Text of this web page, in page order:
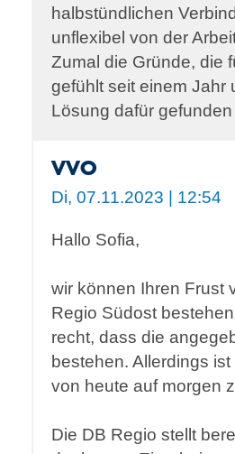
halbstündlichen
unflexibel von der
Zumal die Gründe, die
gefühlt seit einem Jahr
Lösung dafür
VVO
Di, 07.11.2023 | 12:54
Hallo Sofia,
wir können Ihren Frust
Regio Südost
recht, dass die
bestehen. Allerdings
von heute auf morgen
Die DB Regio stellt